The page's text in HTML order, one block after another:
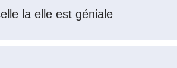
la elle est géniale